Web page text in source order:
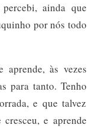
ainda que
por nós todo
aprende, às vezes
para tanto. Tenho
e que talvez
e aprende